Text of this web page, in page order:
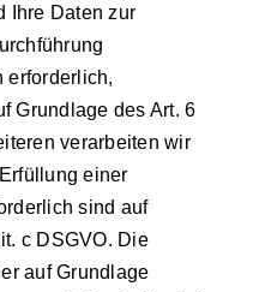
Ihre Daten zur
erforderlich,
Grundlage des Art. 6
verarbeiten wir
einer
sind auf
c DSGVO. Die
auf Grundlage